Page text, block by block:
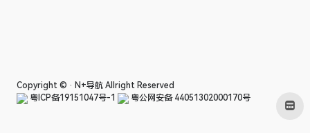
Copyright © · N+导航 Allright Reserved
粤ICP备19151047号-1
粤公网安备 44051302000170号